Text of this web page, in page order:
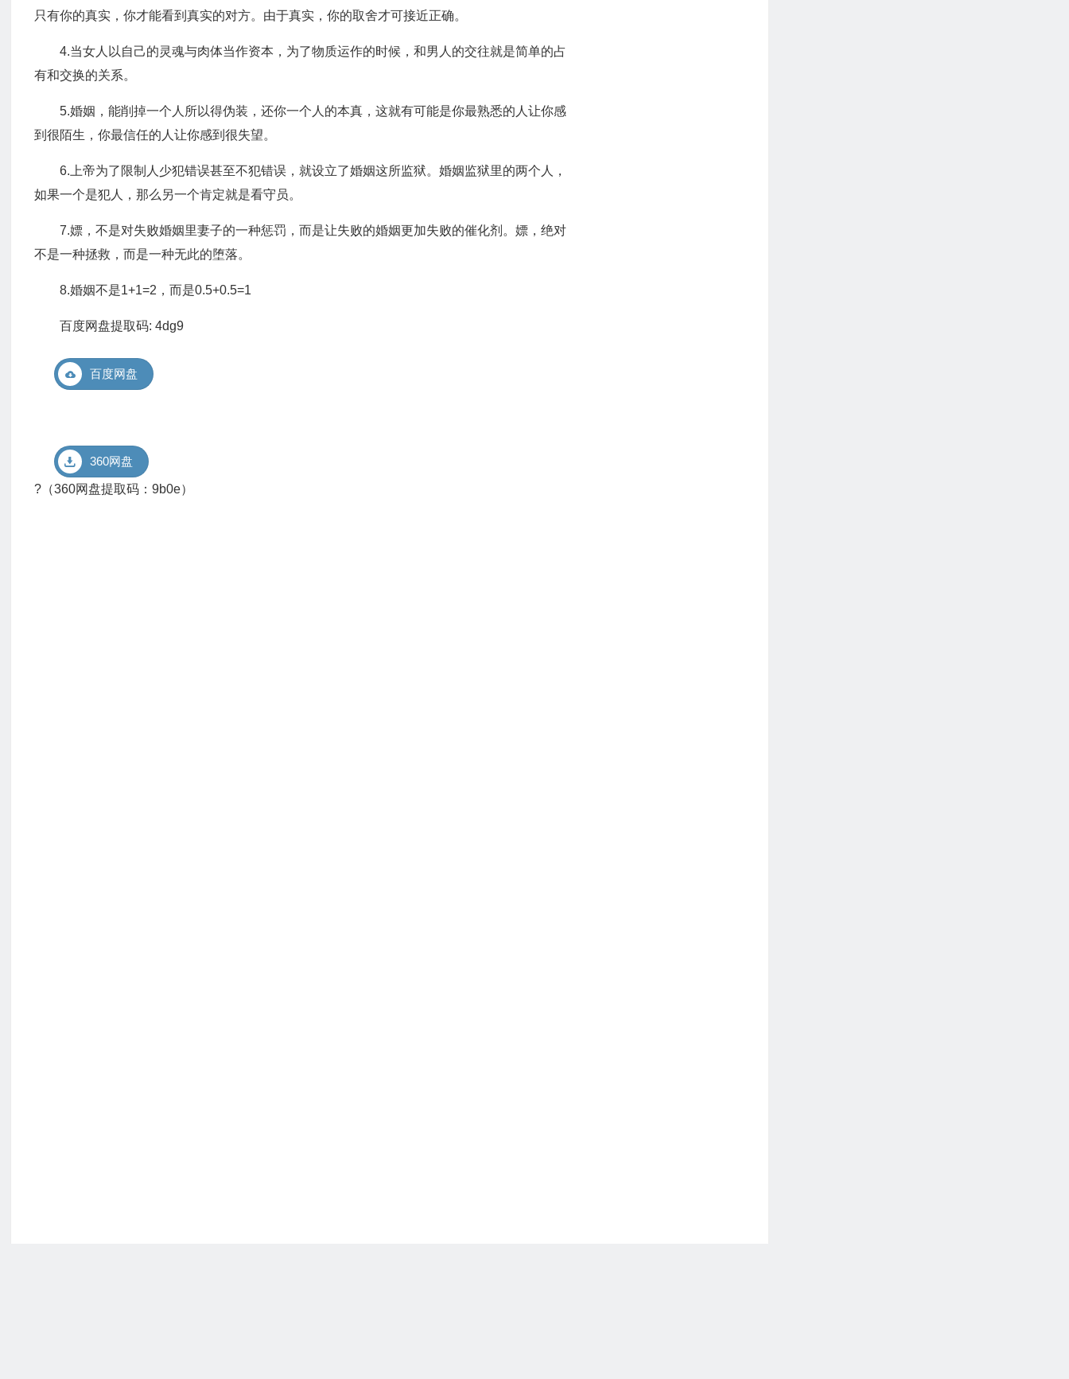
只有你的真实，你才能看到真实的对方。由于真实，你的取舍才可接近正确。
4.当女人以自己的灵魂与肉体当作资本，为了物质运作的时候，和男人的交往就是简单的占
有和交换的关系。
5.婚姻，能削掉一个人所以得伪装，还你一个人的本真，这就有可能是你最熟悉的人让你感
到很陌生，你最信任的人让你感到很失望。
6.上帝为了限制人少犯错误甚至不犯错误，就设立了婚姻这所监狱。婚姻监狱里的两个人，
如果一个是犯人，那么另一个肯定就是看守员。
7.嫖，不是对失败婚姻里妻子的一种惩罚，而是让失败的婚姻更加失败的催化剂。嫖，绝对
不是一种拯救，而是一种无此的堕落。
8.婚姻不是1+1=2，而是0.5+0.5=1
百度网盘提取码: 4dg9
百度网盘
360网盘
?（360网盘提取码：9b0e）